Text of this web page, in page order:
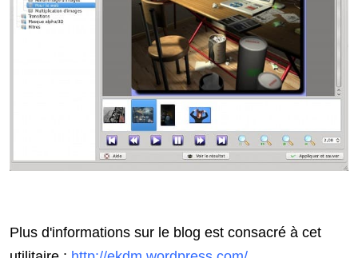
Plus d'informations sur le blog est consacré à cet